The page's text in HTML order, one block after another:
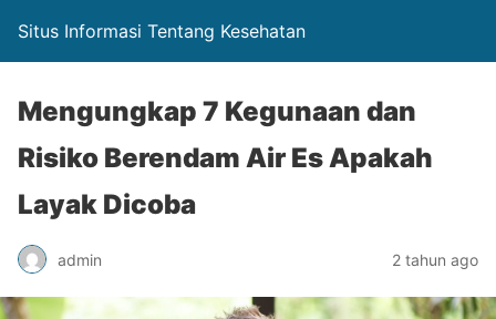
Situs Informasi Tentang Kesehatan
Mengungkap 7 Kegunaan dan
Risiko Berendam Air Es Apakah
Layak Dicoba
admin 2 tahun ago